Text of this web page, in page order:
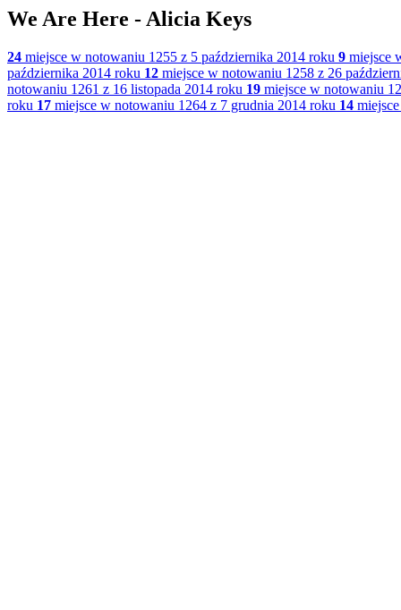
We Are Here - Alicia Keys
24 miejsce w notowaniu 1255 z 5 października 2014 roku 9 miejsce
października 2014 roku 12 miejsce w notowaniu 1258 z 26
notowaniu 1261 z 16 listopada 2014 roku 19 miejsce w notowaniu
roku 17 miejsce w notowaniu 1264 z 7 grudnia 2014 roku 14